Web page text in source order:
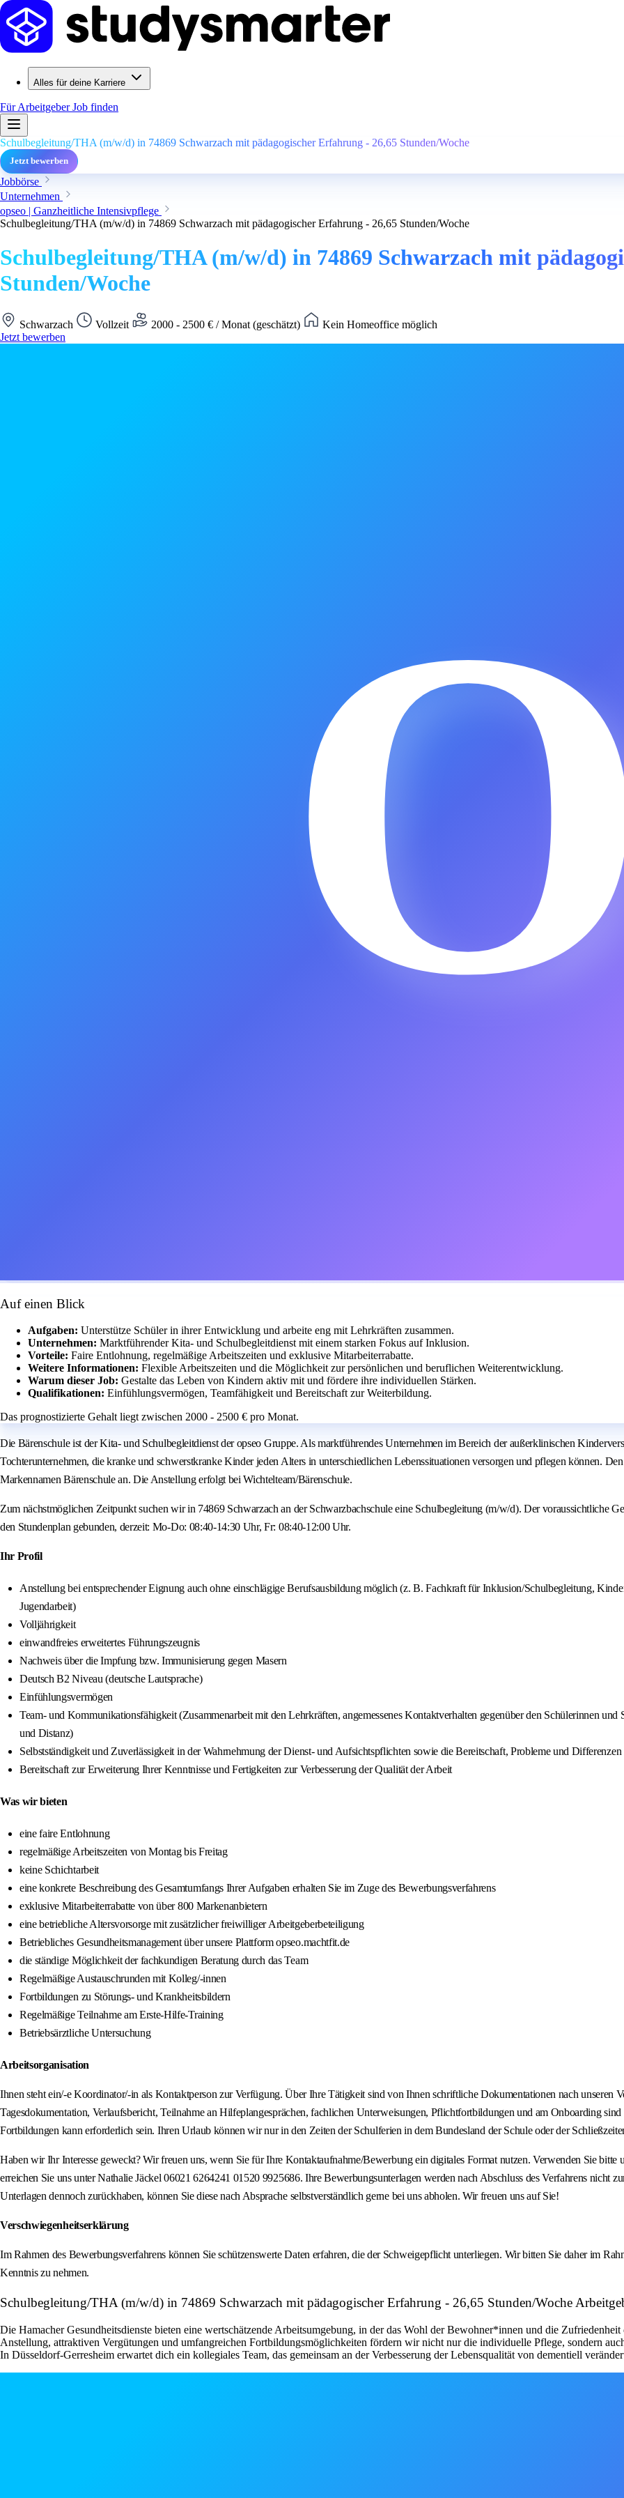
Alles für deine Karriere
Für ArbeitgeberJob finden
Schulbegleitung/THA (m/w/d) in 74869 Schwarzach mit pädagogischer Erfahrung - 26,65 Stunden/Woche
Jetzt bewerben
Jobbörse
Unternehmen
opseo | Ganzheitliche Intensivpflege
Schulbegleitung/THA (m/w/d) in 74869 Schwarzach mit pädagogischer Erfahrung - 26,65 Stunden/Woche
Schulbegleitung/THA (m/w/d) in 74869 Schwarzach mit
Stunden/Woche
Schwarzach Vollzeit 2000 - 2500 € / Monat (geschätzt)
Kein Homeoffice möglich
Jetzt bewerben
Auf einen Blick
Aufgaben: Unterstütze Schüler in ihrer Entwicklung und arbeite eng mit Lehrkräften zusammen.
Unternehmen: Marktführender Kita- und Schulbegleitdienst mit einem starken Fokus auf Inklusion.
Vorteile: Faire Entlohnung, regelmäßige Arbeitszeiten und exklusive Mitarbeiterrabatte.
Weitere Informationen: Flexible Arbeitszeiten und die Möglichkeit zur persönlichen und beruflichen Weiterentwicklung.
Warum dieser Job: Gestalte das Leben von Kindern aktiv mit und fördere ihre individuellen Stärken.
Qualifikationen: Einfühlungsvermögen, Teamfähigkeit und Bereitschaft zur Weiterbildung.
Das prognostizierte Gehalt liegt zwischen 2000 - 2500 € pro Monat.
Die Bärenschule ist der Kita- und Schulbegleitdienst der opseo Gruppe. Als marktführendes Unternehmen im Bereich der außerklinischen
Tochterunternehmen, die kranke und schwerstkranke Kinder jeden Alters in unterschiedlichen Lebenssituationen versorgen und pflegen können.
Markennamen Bärenschule an. Die Anstellung erfolgt bei Wichtelteam/Bärenschule.
Zum nächstmöglichen Zeitpunkt suchen wir in 74869 Schwarzach an der Schwarzbachschule eine Schulbegleitung (m/w/d). Der voraussichtliche
den Stundenplan gebunden, derzeit: Mo-Do: 08:40-14:30 Uhr, Fr: 08:40-12:00 Uhr.
Ihr Profil
Anstellung bei entsprechender Eignung auch ohne einschlägige Berufsausbildung möglich (z. B. Fachkraft für Inklusion/Schulbegleitung,
Jugendarbeit)
Volljährigkeit
einwandfreies erweitertes Führungszeugnis
Nachweis über die Impfung bzw. Immunisierung gegen Masern
Deutsch B2 Niveau (deutsche Lautsprache)
Einfühlungsvermögen
Team- und Kommunikationsfähigkeit (Zusammenarbeit mit den Lehrkräften, angemessenes Kontaktverhalten gegenüber den Schülerinnen
und Distanz)
Selbstständigkeit und Zuverlässigkeit in der Wahrnehmung der Dienst- und Aufsichtspflichten sowie die Bereitschaft, Probleme und
Bereitschaft zur Erweiterung Ihrer Kenntnisse und Fertigkeiten zur Verbesserung der Qualität der Arbeit
Was wir bieten
eine faire Entlohnung
regelmäßige Arbeitszeiten von Montag bis Freitag
keine Schichtarbeit
eine konkrete Beschreibung des Gesamtumfangs Ihrer Aufgaben erhalten Sie im Zuge des Bewerbungsverfahrens
exklusive Mitarbeiterrabatte von über 800 Markenanbietern
eine betriebliche Altersvorsorge mit zusätzlicher freiwilliger Arbeitgeberbeteiligung
Betriebliches Gesundheitsmanagement über unsere Plattform opseo.machtfit.de
die ständige Möglichkeit der fachkundigen Beratung durch das Team
Regelmäßige Austauschrunden mit Kolleg/-innen
Fortbildungen zu Störungs- und Krankheitsbildern
Regelmäßige Teilnahme am Erste-Hilfe-Training
Betriebsärztliche Untersuchung
Arbeitsorganisation
Ihnen steht ein/-e Koordinator/-in als Kontaktperson zur Verfügung. Über Ihre Tätigkeit sind von Ihnen schriftliche Dokumentationen nach unseren
Tagesdokumentation, Verlaufsbericht, Teilnahme an Hilfeplangesprächen, fachlichen Unterweisungen, Pflichtfortbildungen und am Onboarding
Fortbildungen kann erforderlich sein. Ihren Urlaub können wir nur in den Zeiten der Schulferien in dem Bundesland der Schule oder der
Haben wir Ihr Interesse geweckt? Wir freuen uns, wenn Sie für Ihre Kontaktaufnahme/Bewerbung ein digitales Format nutzen. Verwenden Sie bitte
erreichen Sie uns unter Nathalie Jäckel 06021 6264241 01520 9925686. Ihre Bewerbungsunterlagen werden nach Abschluss des Verfahrens nicht
Unterlagen dennoch zurückhaben, können Sie diese nach Absprache selbstverständlich gerne bei uns abholen. Wir freuen uns auf Sie!
Verschwiegenheitserklärung
Im Rahmen des Bewerbungsverfahrens können Sie schützenswerte Daten erfahren, die der Schweigepflicht unterliegen. Wir bitten Sie daher im
Kenntnis zu nehmen.
Schulbegleitung/THA (m/w/d) in 74869 Schwarzach mit pädagogischer Erfahrung - 26,65 Stunden/Woche
Die Hamacher Gesundheitsdienste bieten eine wertschätzende Arbeitsumgebung, in der das Wohl der Bewohner*innen und die
Anstellung, attraktiven Vergütungen und umfangreichen Fortbildungsmöglichkeiten fördern wir nicht nur die individuelle Pflege, sondern
In Düsseldorf-Gerresheim erwartet dich ein kollegiales Team, das gemeinsam an der Verbesserung der Lebensqualität von dementiell